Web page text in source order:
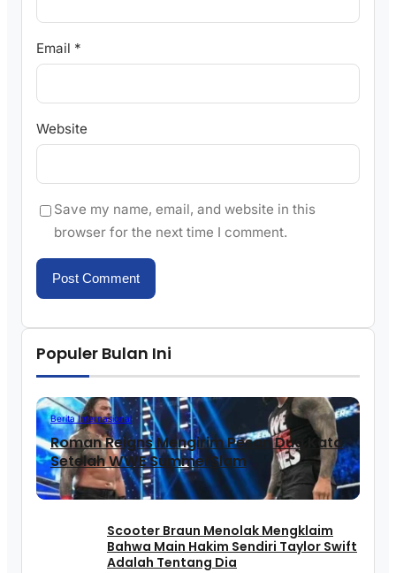
Email *
Website
Save my name, email, and website in this
browser for the next time I comment.
Populer Bulan Ini
Berita Internasional
Roman Reigns Mengirim Pesan Dua Kata
Setelah WWE SummerSlam
Scooter Braun Menolak Mengklaim
Bahwa Main Hakim Sendiri Taylor Swift
Adalah Tentang Dia